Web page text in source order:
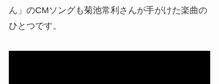
ん」のCMソングも菊池常利さんが手がけた楽曲の
ひとつです。